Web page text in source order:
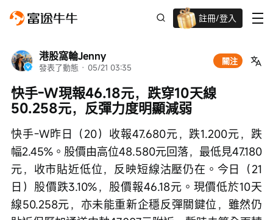
註冊/登入
港股窩輪Jenny
發表了動態 · 05/21 03:35
關注
快手-W現報46.18元，跌穿10天線
50.258元，反彈力度明顯減弱
快手-W昨日（20）收報47.680元，跌1.200元，跌
幅2.45%。股價由高位48.580元回落，最低見47.180
元，收市貼近低位，反映短線沽壓仍在。今日（21
日）股價跌3.10%，股價報46.18元。現價低於10天
線50.258元，亦未能重新企穩反彈關鍵位，雖然仍